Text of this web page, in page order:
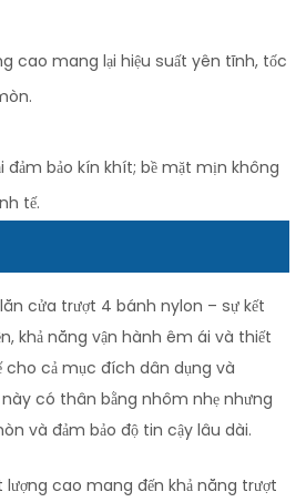
cao mang lại hiệu suất yên tĩnh, tốc
đảm bảo kín khít; bề mặt mịn không
tế.
cửa trượt 4 bánh nylon – sự kết
khả năng vận hành êm ái và thiết
cho cả mục đích dân dụng và
có thân bằng nhôm nhẹ nhưng
và đảm bảo độ tin cậy lâu dài.
lượng cao mang đến khả năng trượt